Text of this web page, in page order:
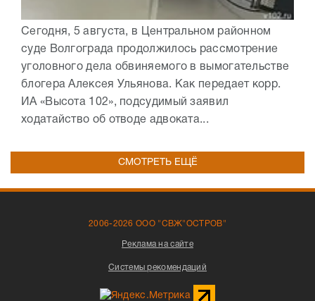
Сегодня, 5 августа, в Центральном районном
суде Волгограда продолжилось рассмотрение
уголовного дела обвиняемого в вымогательстве
блогера Алексея Ульянова. Как передает корр.
ИА «Высота 102», подсудимый заявил
ходатайство об отводе адвоката...
СМОТРЕТЬ ЕЩЁ
2006-2026 ООО "СВЖ"ОСТРОВ"
Реклама на сайте
Системы рекомендаций